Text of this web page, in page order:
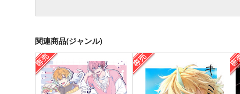
関連商品(ジャンル)